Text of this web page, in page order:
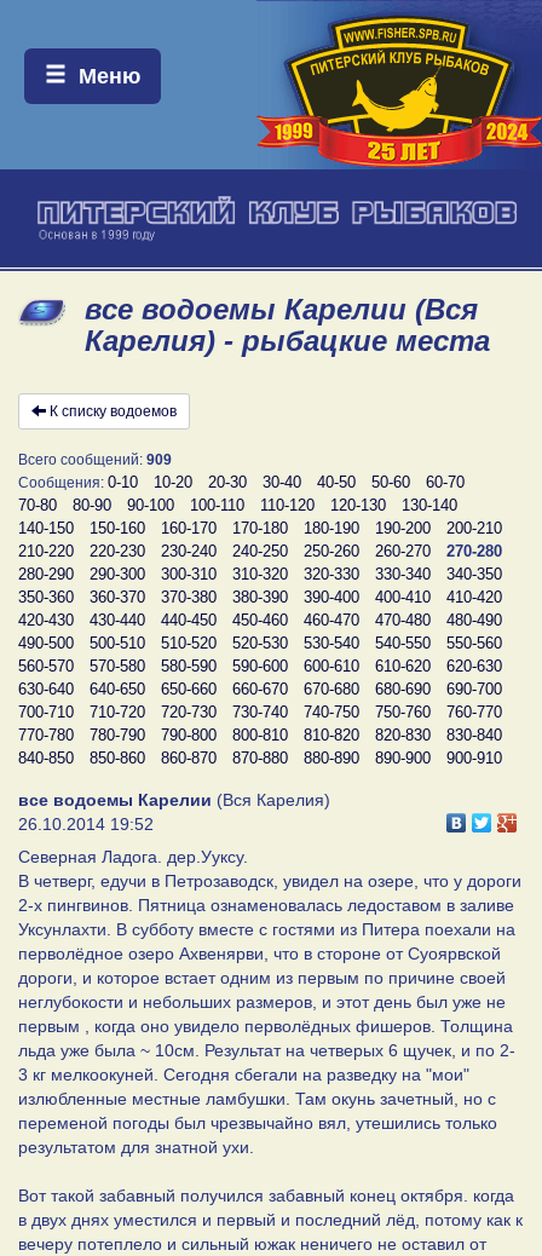
Меню:
Меню
все водоемы Карелии (Вся
Карелия) - рыбацкие места
К списку водоемов
Всего сообщений: 909
Сообщения: 0-10 10-20 20-30 30-40 40-50 50-60
60-70
70-80
80-90 90-100 100-110 110-120 120-130
130-140
140-150
150-160 160-170 170-180 180-190 190-200
200-210
210-220
220-230 230-240 240-250 250-260 260-270
270-280
280-290
290-300 300-310 310-320 320-330 330-340
340-350
350-360
360-370 370-380 380-390 390-400 400-410
410-420
420-430
430-440 440-450 450-460 460-470 470-480
480-490
490-500
500-510 510-520 520-530 530-540 540-550
550-560
560-570
570-580 580-590 590-600 600-610 610-620
620-630
630-640
640-650 650-660 660-670 670-680 680-690
690-700
700-710
710-720 720-730 730-740 740-750 750-760
760-770
770-780
780-790 790-800 800-810 810-820 820-830
830-840
840-850
850-860 860-870 870-880 880-890 890-900 900-910
все водоемы Карелии (Вся Карелия)
26.10.2014 19:52
Северная Ладога. дер.Ууксу.
В четверг, едучи в Петрозаводск, увидел на озере, что у дороги
2-х пингвинов. Пятница ознаменовалась ледоставом в заливе
Уксунлахти. В субботу вместе с гостями из Питера поехали на
перволёдное озеро Ахвенярви, что в стороне от Суоярвской
дороги, и которое встает одним из первым по причине своей
неглубокости и небольших размеров, и этот день был уже не
первым , когда оно увидело перволёдных фишеров. Толщина
льда уже была ~ 10см. Результат на четверых 6 щучек, и по 2-
3 кг мелкоокуней. Сегодня сбегали на разведку на "мои"
излюбленные местные ламбушки. Там окунь зачетный, но с
переменой погоды был чрезвычайно вял, утешились только
результатом для знатной ухи.
Вот такой забавный получился забавный конец октября. когда
в двух днях уместился и первый и последний лёд, потому как к
вечеру потеплело и сильный южак неничего не оставил от